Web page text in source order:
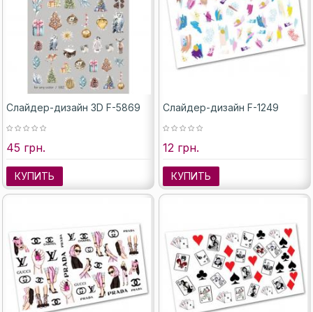
Слайдер-дизайн 3D F-5869
45 грн.
КУПИТЬ
Слайдер-дизайн F-1249
12 грн.
КУПИТЬ